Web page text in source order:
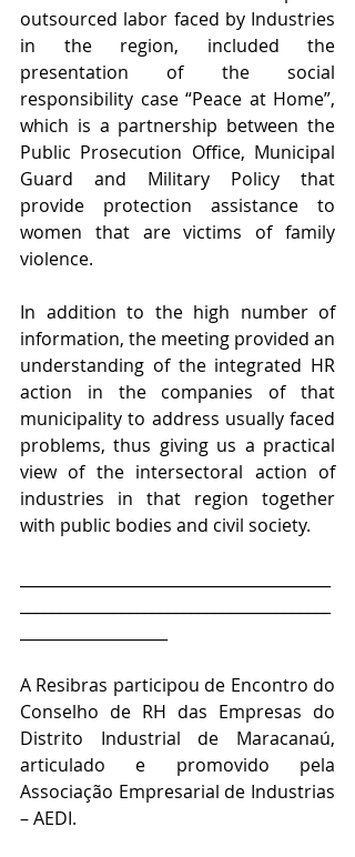
outsourced labor faced by Industries
in the region, included the
presentation of the social
responsibility case “Peace at Home”,
which is a partnership between the
Public Prosecution Office, Municipal
Guard and Military Policy that
provide protection assistance to
women that are victims of family
violence.
In addition to the high number of
information, the meeting provided an
understanding of the integrated HR
action in the companies of that
municipality to address usually faced
problems, thus giving us a practical
view of the intersectoral action of
industries in that region together
with public bodies and civil society.
A Resibras participou de Encontro do
Conselho de RH das Empresas do
Distrito Industrial de Maracanaú,
articulado e promovido pela
Associação Empresarial de Industrias
– AEDI.